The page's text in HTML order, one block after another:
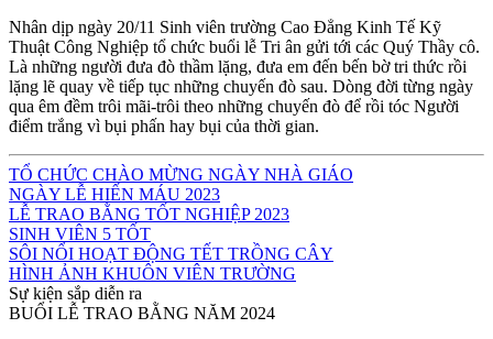
Nhân dịp ngày 20/11 Sinh viên trường Cao Đẳng Kinh Tế Kỹ
Thuật Công Nghiệp tổ chức buổi lễ Tri ân gửi tới các Quý Thầy cô.
Là những người đưa đò thầm lặng, đưa em đến bến bờ tri thức rồi
lặng lẽ quay về tiếp tục những chuyến đò sau. Dòng đời từng ngày
qua êm đềm trôi mãi-trôi theo những chuyến đò để rồi tóc Người
điểm trắng vì bụi phấn hay bụi của thời gian.
TỔ CHỨC CHÀO MỪNG NGÀY NHÀ GIÁO
NGÀY LỄ HIẾN MÁU 2023
LỄ TRAO BẰNG TỐT NGHIỆP 2023
SINH VIÊN 5 TỐT
SÔI NỔI HOẠT ĐỘNG TẾT TRỒNG CÂY
HÌNH ẢNH KHUÔN VIÊN TRƯỜNG
Sự kiện sắp diễn ra
BUỔI LỄ TRAO BẰNG NĂM 2024